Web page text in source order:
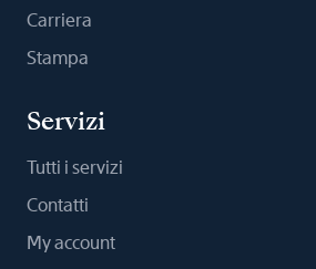
Carriera
Stampa
Servizi
Tutti i servizi
Contatti
My account